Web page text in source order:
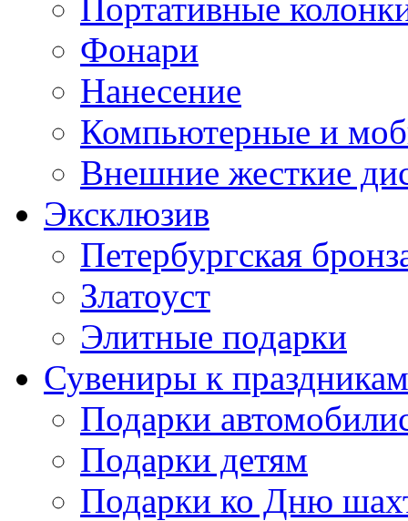
Портативные
Фонари
Нанесение
Компьютерные и
Внешние жесткие
Эксклюзив
Петербургская
Златоуст
Элитные подарки
Сувениры к праздникам
Подарки
Подарки детям
Подарки ко Дню